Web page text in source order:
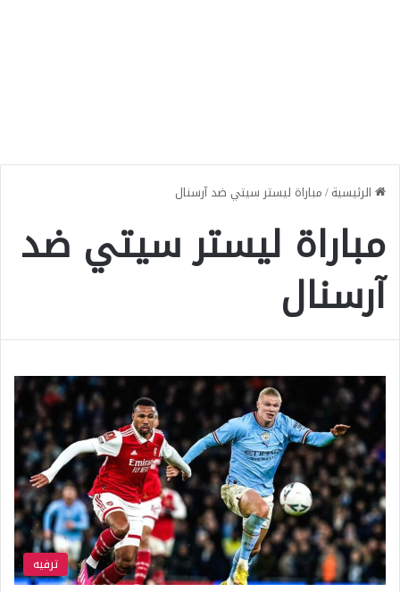
الرئيسية/مباراة ليستر سيتي ضد آرسنال
مباراة ليستر سيتي ضد
آرسنال
ترفيه